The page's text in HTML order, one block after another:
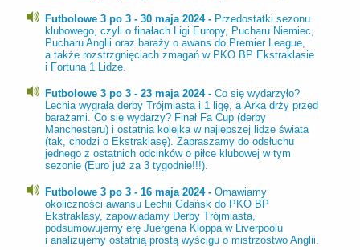
Futbolowe 3 po 3 - 30 maja 2024 - Przedostatki sezonu
klubowego, czyli o finałach Ligi Europy, Pucharu Niemiec,
Pucharu Anglii oraz baraży o awans do Premier League,
a także rozstrzgnięciach zmagań w PKO BP Ekstraklasie
i Fortuna 1 Lidze.
Futbolowe 3 po 3 - 23 maja 2024 - Co się wydarzyło?
Lechia wygrała derby Trójmiasta i 1 ligę, a Arka drży przed
barażami. Co się wydarzy? Finał Fa Cup (derby
Manchesteru) i ostatnia kolejka w najlepszej lidze świata
(tak, chodzi o Ekstraklasę). Zapraszamy do odsłuchu
jednego z ostatnich odcinków o piłce klubowej w tym
sezonie (Euro już za 3 tygodnie!!!).
Futbolowe 3 po 3 - 16 maja 2024 - Omawiamy
okoliczności awansu Lechii Gdańsk do PKO BP
Ekstraklasy, zapowiadamy Derby Trójmiasta,
podsumowujemy erę Juergena Kloppa w Liverpoolu
i analizujemy ostatnią prostą wyścigu o mistrzostwo Anglii.